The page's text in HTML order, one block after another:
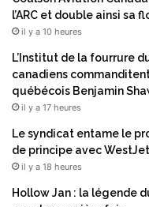
l’ARC et double ainsi sa
il y a 10 heures
L’Institut de la fourrure
canadiens
québécois Benjamin
il y a 17 heures
Le syndicat entame le
de principe avec WestJet
il y a 18 heures
Hollow Jan : la légende